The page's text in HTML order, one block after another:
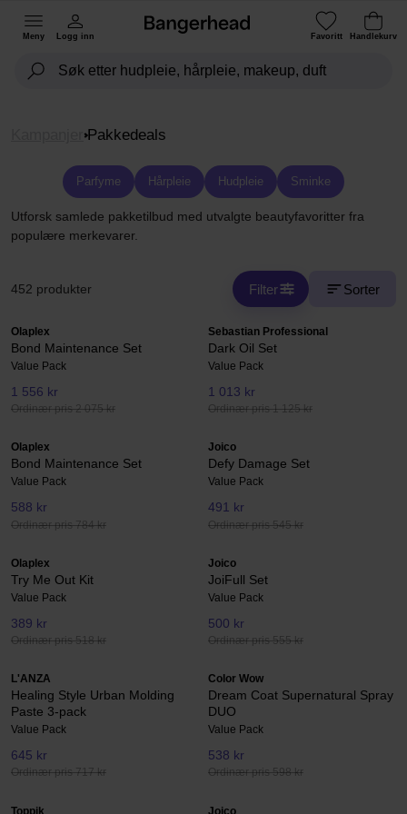
Meny Logg inn Favoritt Handlekurv
Pakkedeals
Parfyme Hårpleie Hudpleie Sminke
Utforsk samlede pakketilbud med utvalgte beautyfavoritter fra
populære merkevarer.
452 produkter Filter Sorter
Olaplex
Bond Maintenance Set
Value Pack
1 556 kr
Ordinær pris 2 075 kr
Sebastian Professional
Dark Oil Set
Value Pack
1 013 kr
Ordinær pris 1 125 kr
Olaplex
Bond Maintenance Set
Value Pack
588 kr
Ordinær pris 784 kr
Joico
Defy Damage Set
Value Pack
491 kr
Ordinær pris 545 kr
Olaplex
Try Me Out Kit
Value Pack
389 kr
Ordinær pris 518 kr
Joico
JoiFull Set
Value Pack
500 kr
Ordinær pris 555 kr
L'ANZA
Healing Style Urban Molding
Paste 3-pack
Value Pack
645 kr
Ordinær pris 717 kr
Color Wow
Dream Coat Supernatural Spray
DUO
Value Pack
538 kr
Ordinær pris 598 kr
Toppik Joico